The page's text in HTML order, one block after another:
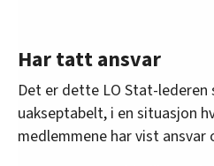
Har tatt ansvar
Det er dette LO Stat-lederen
uakseptabelt, i en situasjon
medlemmene har vist ansvar